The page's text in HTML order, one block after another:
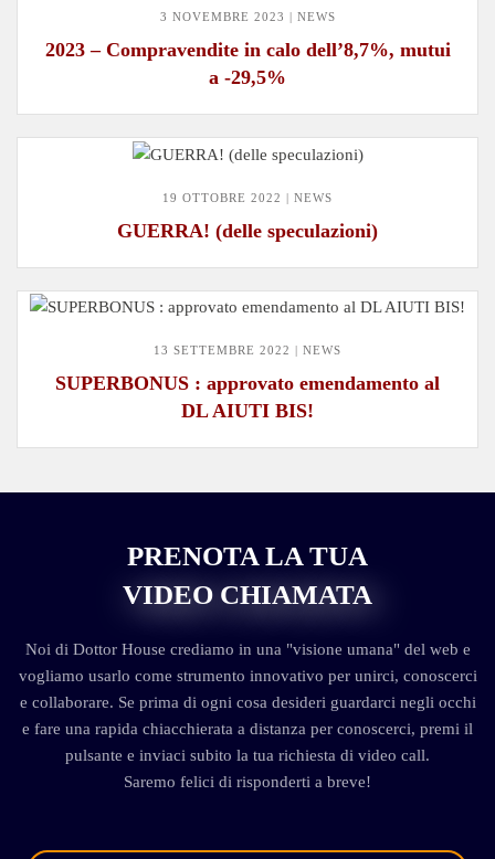
3 NOVEMBRE 2023 | NEWS
2023 – Compravendite in calo dell’8,7%, mutui
a -29,5%
19 OTTOBRE 2022 | NEWS
GUERRA! (delle speculazioni)
13 SETTEMBRE 2022 | NEWS
SUPERBONUS : approvato emendamento al
DL AIUTI BIS!
PRENOTA LA TUA
VIDEO CHIAMATA
Noi di Dottor House crediamo in una "visione umana" del web e
vogliamo usarlo come strumento innovativo per unirci, conoscerci
e collaborare. Se prima di ogni cosa desideri guardarci negli occhi
e fare una rapida chiacchierata a distanza per conoscerci, premi il
pulsante e inviaci subito la tua richiesta di video call.
Saremo felici di risponderti a breve!